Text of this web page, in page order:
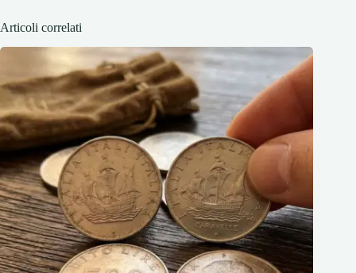
Articoli correlati